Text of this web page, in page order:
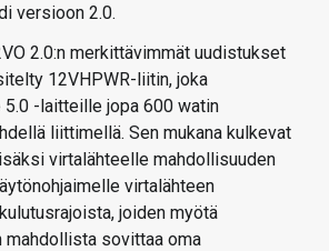
versioon 2.0.
2.0:n merkittävimmät uudistukset
12VHPWR-liitin, joka
-laitteille jopa 600 watin
liittimellä. Sen mukana kulkevat
virtalähteelle mahdollisuuden
virtalähteen
joiden myötä
mahdollista sovittaa oma